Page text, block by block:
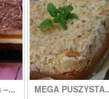
–... MEGA